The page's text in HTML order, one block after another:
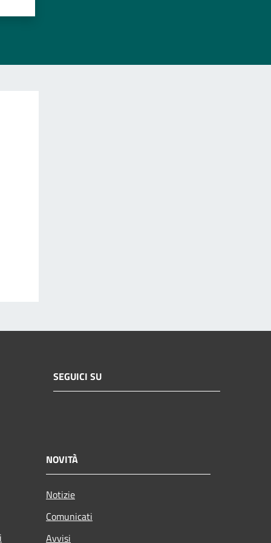
SEGUICI SU
NOVITÀ
Notizie
Comunicati
Avvisi